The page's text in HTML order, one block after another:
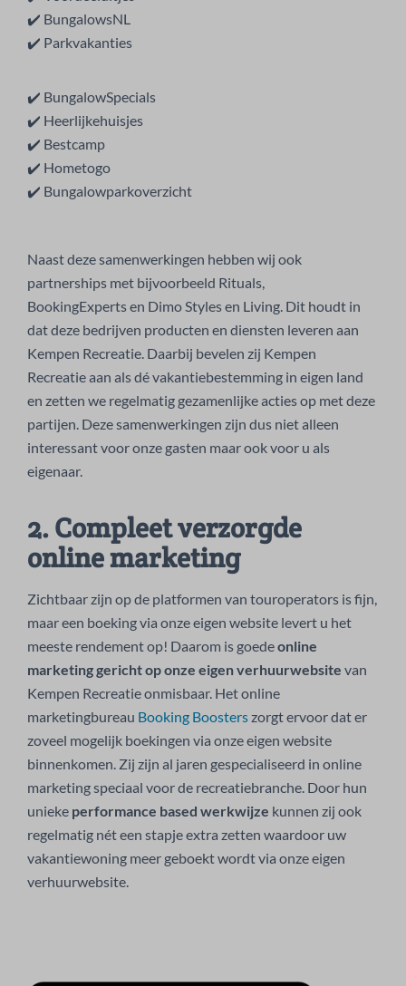
✔️ BungalowsNL
✔️ Parkvakanties
✔️ BungalowSpecials
✔️ Heerlijkehuisjes
✔️ Bestcamp
✔️ Hometogo
✔️ Bungalowparkoverzicht
Naast deze samenwerkingen hebben wij ook
partnerships met bijvoorbeeld Rituals,
BookingExperts en Dimo Styles en Living. Dit houdt in
dat deze bedrijven producten en diensten leveren aan
Kempen Recreatie. Daarbij bevelen zij Kempen
Recreatie aan als dé vakantiebestemming in eigen land
en zetten we regelmatig gezamenlijke acties op met deze
partijen. Deze samenwerkingen zijn dus niet alleen
interessant voor onze gasten maar ook voor u als
eigenaar.
2. Compleet verzorgde
online marketing
Zichtbaar zijn op de platformen van touroperators is fijn,
maar een boeking via onze eigen website levert u het
meeste rendement op! Daarom is goedeonline
marketing gericht op onze eigen verhuurwebsite van
Kempen Recreatie onmisbaar. Het online
marketingbureau Booking Boosterszorgt ervoor dat er
zoveel mogelijk boekingen via onze eigen website
binnenkomen. Zij zijn al jaren gespecialiseerd in online
marketing speciaal voor de recreatiebranche. Door hun
unieke performance based werkwijze kunnen zij ook
regelmatig nét een stapje extra zetten waardoor uw
vakantiewoning meer geboekt wordt via onze eigen
verhuurwebsite.